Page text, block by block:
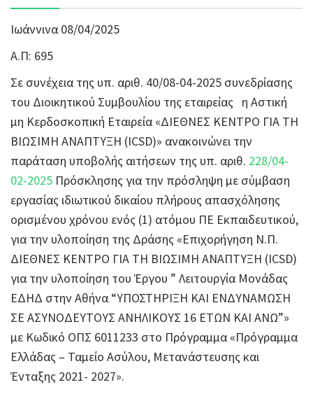
Ιωάννινα 08/04/2025
Α.Π: 695
Σε συνέχεια της υπ. αριθ. 40/08-04-2025 συνεδρίασης
του Διοικητικού Συμβουλίου της εταιρείας η Αστική
μη Κερδοσκοπική Εταιρεία «ΔΙΕΘΝΕΣ ΚΕΝΤΡΟ ΓΙΑ ΤΗ
ΒΙΩΣΙΜΗ ΑΝΑΠΤΥΞΗ (ICSD)» ανακοινώνει την
παράταση υποβολής αιτήσεων της υπ. αριθ. 228/04-
02-2025 Πρόσκλησης για την πρόσληψη με σύμβαση
εργασίας ιδιωτικού δικαίου πλήρους απασχόλησης
ορισμένου χρόνου ενός (1) ατόμου ΠΕ Εκπαιδευτικού,
για την υλοποίηση της Δράσης «Επιχορήγηση Ν.Π.
ΔΙΕΘΝΕΣ ΚΕΝΤΡΟ ΓΙΑ ΤΗ ΒΙΩΣΙΜΗ ΑΝΑΠΤΥΞΗ (ICSD)
για την υλοποίηση του Έργου ” Λειτουργία Μονάδας
ΕΔΗΔ στην Αθήνα “ΥΠΟΣΤΗΡΙΞΗ ΚΑΙ ΕΝΔΥΝΑΜΩΣΗ
ΣΕ ΑΣΥΝΟΔΕΥΤΟΥΣ ΑΝΗΛΙΚΟΥΣ 16 ΕΤΩΝ ΚΑΙ ΑΝΩ”»
με Κωδικό ΟΠΣ 6011233 στο Πρόγραμμα «Πρόγραμμα
Ελλάδας – Ταμείο Ασύλου, Μετανάστευσης και
Ένταξης 2021- 2027».